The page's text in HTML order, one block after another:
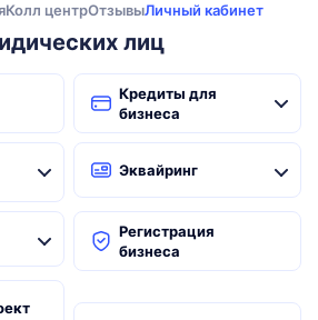
Колл центрОтзывыЛичный кабинет
лиц
Кредиты для
бизнеса
Эквайринг
Регистрация
бизнеса